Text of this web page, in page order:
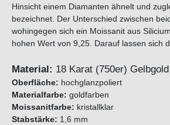
Hinsicht einem Diamanten ähnelt und
bezeichnet. Der Unterschied zwischen
wohingegen sich ein Moissanit aus
hohen Wert von 9,25. Darauf lassen sich
Material: 18 Karat (750er)
Oberfläche: hochglanzpoliert
Materialfarbe: goldfarben
Moissanitfarbe: kristallklar
Stabstärke: 1,6 mm